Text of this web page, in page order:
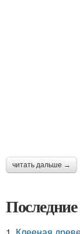
читать дальше →